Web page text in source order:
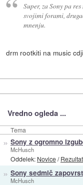
Super, za Sony pa
svojimi forami,
mnenju.
drm rootkiti na music
Vredno ogleda ...
Tema
» Sony z ogromno
McHusch
Oddelek: Novice/
» Sony sedmič
McHusch